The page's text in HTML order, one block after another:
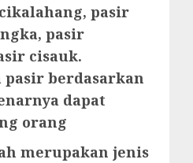
pasir
pasir
cisauk.
pasir berdasarkan
dapat
orang
merupakan jenis